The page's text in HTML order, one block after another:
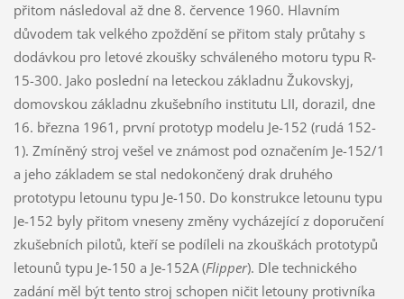
přitom následoval až dne 8. července 1960. Hlavním
důvodem tak velkého zpoždění se přitom staly průtahy s
dodávkou pro letové zkoušky schváleného motoru typu R-
15-300. Jako poslední na leteckou základnu Žukovskyj,
domovskou základnu zkušebního institutu LII, dorazil, dne
16. března 1961, první prototyp modelu Je-152 (rudá 152-
1). Zmíněný stroj vešel ve známost pod označením Je-152/1
a jeho základem se stal nedokončený drak druhého
prototypu letounu typu Je-150. Do konstrukce letounu typu
Je-152 byly přitom vneseny změny vycházející z doporučení
zkušebních pilotů, kteří se podíleli na zkouškách prototypů
letounů typu Je-150 a Je-152A (Flipper). Dle technického
zadání měl být tento stroj schopen ničit letouny protivníka